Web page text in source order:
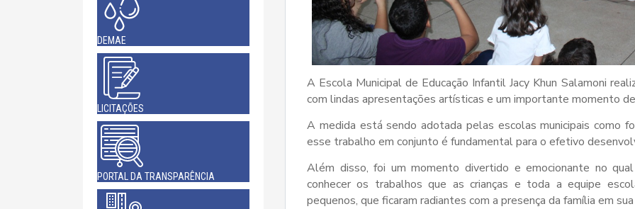
DEMAE
LICITAÇÕES
PORTAL DA TRANSPARÊNCIA
A Escola Municipal de Educação Infantil Jacy Khun Salamoni
com lindas apresentações artísticas e um importante momento
A medida está sendo adotada pelas escolas municipais como
esse trabalho em conjunto é fundamental para o efetivo
Além disso, foi um momento divertido e emocionante no
conhecer os trabalhos que as crianças e toda a equipe
pequenos, que ficaram radiantes com a presença da família em